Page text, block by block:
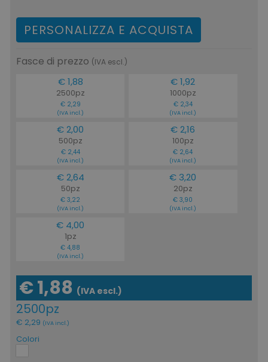
PERSONALIZZA E ACQUISTA
Fasce di prezzo (IVA escl.)
€ 1,88
2500pz
€ 2,29
(IVA incl.)
€ 1,92
1000pz
€ 2,34
(IVA incl.)
€ 2,00
500pz
€ 2,44
(IVA incl.)
€ 2,16
100pz
€ 2,64
(IVA incl.)
€ 2,64
50pz
€ 3,22
(IVA incl.)
€ 3,20
20pz
€ 3,90
(IVA incl.)
€ 4,00
1pz
€ 4,88
(IVA incl.)
€ 1,88 (IVA escl.)
2500pz
€ 2,29 (IVA incl.)
Colori